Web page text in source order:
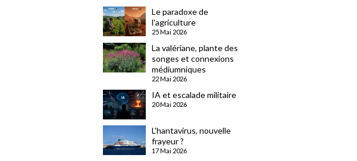
Le paradoxe de
l'agriculture
25 Mai 2026
La valériane, plante des
songes et connexions
médiumniques
22 Mai 2026
IA et escalade militaire
20 Mai 2026
L'hantavirus, nouvelle
frayeur ?
17 Mai 2026